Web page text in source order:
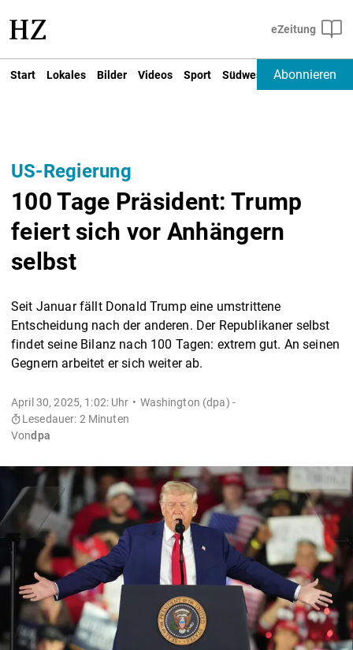
Start Lokales Bilder Videos Sport Südwest Deutschland
Abonnieren
US-Regierung
100 Tage Präsident: Trump
feiert sich vor Anhängern
selbst
Seit Januar fällt Donald Trump eine umstrittene
Entscheidung nach der anderen. Der Republikaner selbst
findet seine Bilanz nach 100 Tagen: extrem gut. An seinen
Gegnern arbeitet er sich weiter ab.
April 30, 2025, 1:02: Uhr
Washington (dpa) -
Lesedauer: 2 Minuten
Vondpa